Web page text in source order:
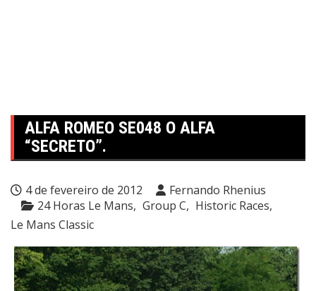
ALFA ROMEO SE048 O ALFA
“SECRETO”.
4 de fevereiro de 2012
Fernando Rhenius
24 Horas Le Mans
Group C
Historic Races
Le Mans Classic